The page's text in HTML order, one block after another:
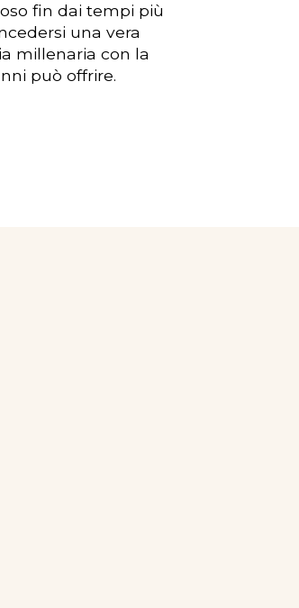
fin dai tempi più
una vera
millenaria con la
può offrire.